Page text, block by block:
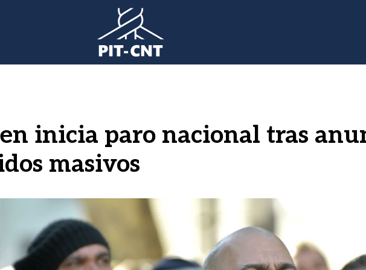
inicia paro nacional tras
masivos